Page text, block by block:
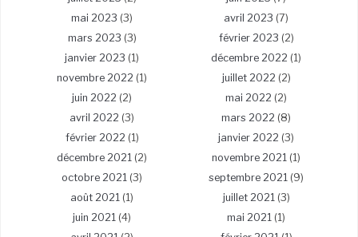
mai 2023 (3) avril 2023 (7)
mars 2023 (3) février 2023 (2)
janvier 2023 (1) décembre 2022 (1)
novembre 2022 (1) juillet 2022 (2)
juin 2022 (2) mai 2022 (2)
avril 2022 (3) mars 2022 (8)
février 2022 (1) janvier 2022 (3)
décembre 2021 (2) novembre 2021 (1)
octobre 2021 (3) septembre 2021 (9)
août 2021 (1) juillet 2021 (3)
juin 2021 (4) mai 2021 (1)